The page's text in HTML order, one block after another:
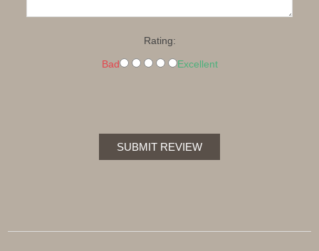
Rating:
Bad Excellent
SUBMIT REVIEW